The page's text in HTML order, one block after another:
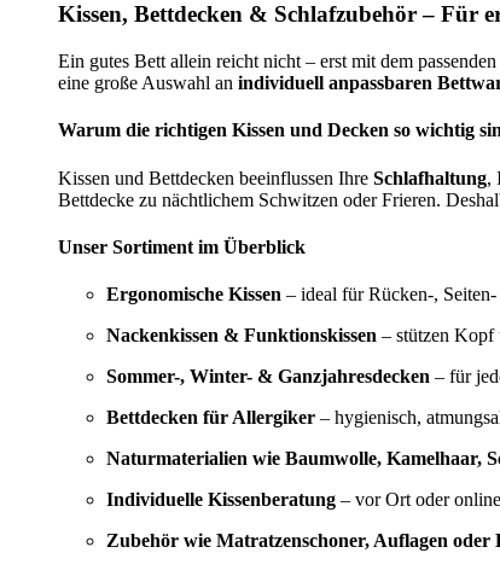
Kissen, Bettdecken & Schlafzubehör – Für
Ein gutes Bett allein reicht nicht – erst mit dem passenden
eine große Auswahl an individuell anpassbaren
Warum die richtigen Kissen und Decken so wichtig
Kissen und Bettdecken beeinflussen Ihre Schlafhaltung,
Bettdecke zu nächtlichem Schwitzen oder Frieren.
Unser Sortiment im Überblick
Ergonomische Kissen – ideal für Rücken-,
Nackenkissen & Funktionskissen – stützen Kopf
Sommer-, Winter- & Ganzjahresdecken – für
Bettdecken für Allergiker – hygienisch,
Naturmaterialien wie Baumwolle, Kamelhaar,
Individuelle Kissenberatung – vor Ort oder online
Zubehör wie Matratzenschoner, Auflagen oder